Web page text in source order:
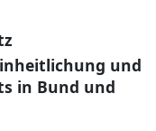
und
in Bund und